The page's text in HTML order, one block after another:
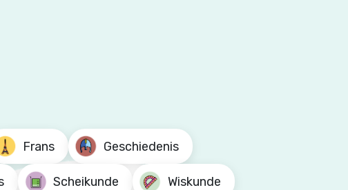
Frans Geschiedenis
Scheikunde Wiskunde